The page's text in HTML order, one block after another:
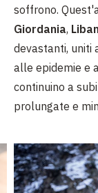
soffrono.
Giordania,
devastanti, uniti
alle epidemie e
continuino a
prolungate e